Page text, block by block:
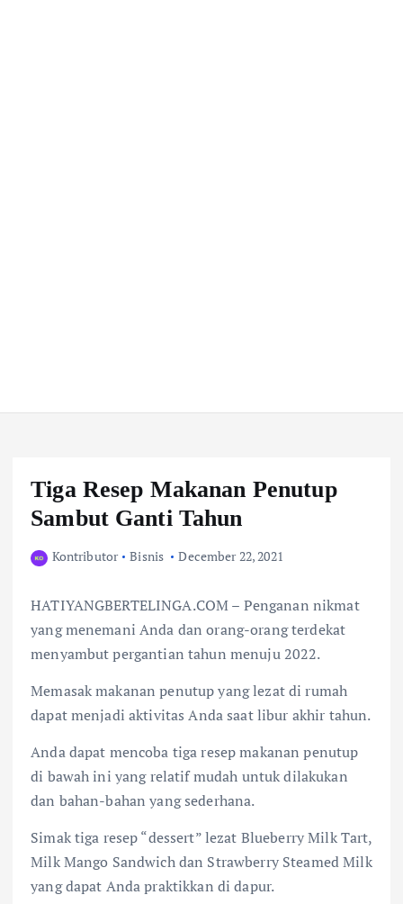
Tiga Resep Makanan Penutup
Sambut Ganti Tahun
Kontributor Bisnis December 22, 2021
HATIYANGBERTELINGA.COM – Penganan nikmat
yang menemani Anda dan orang-orang terdekat
menyambut pergantian tahun menuju 2022.
Memasak makanan penutup yang lezat di rumah
dapat menjadi aktivitas Anda saat libur akhir tahun.
Anda dapat mencoba tiga resep makanan penutup
di bawah ini yang relatif mudah untuk dilakukan
dan bahan-bahan yang sederhana.
Simak tiga resep “dessert” lezat Blueberry Milk Tart,
Milk Mango Sandwich dan Strawberry Steamed Milk
yang dapat Anda praktikkan di dapur.